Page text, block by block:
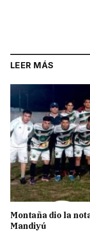
LEER MÁS
Montaña dio la
Mandiyú